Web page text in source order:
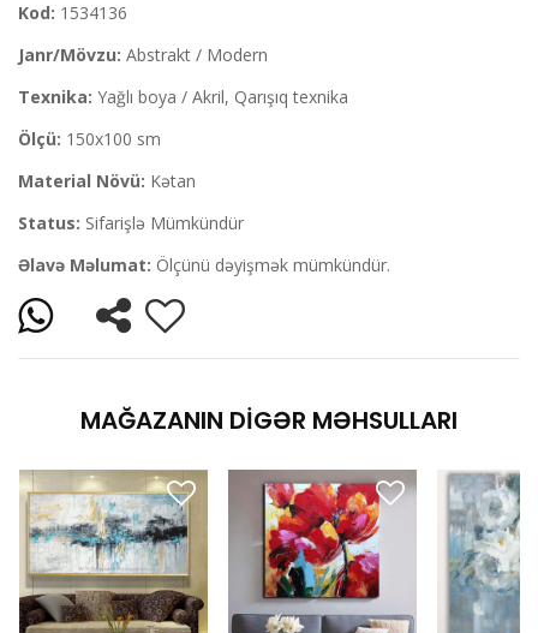
Kod: 1534136
Janr/Mövzu: Abstrakt / Modern
Texnika: Yağlı boya / Akril, Qarışıq texnika
Ölçü: 150x100 sm
Material Növü: Kətan
Status: Sifarişlə Mümkündür
Əlavə Məlumat: Ölçünü dəyişmək mümkündür.
MAĞAZANIN DIGƏR MƏHSULLARI